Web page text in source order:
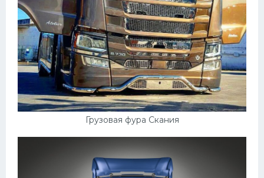
Грузовая фура Скания